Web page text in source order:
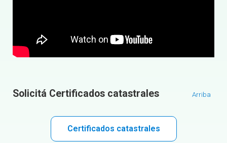
Solicitá Certificados catastrales Arriba
Certificados catastrales